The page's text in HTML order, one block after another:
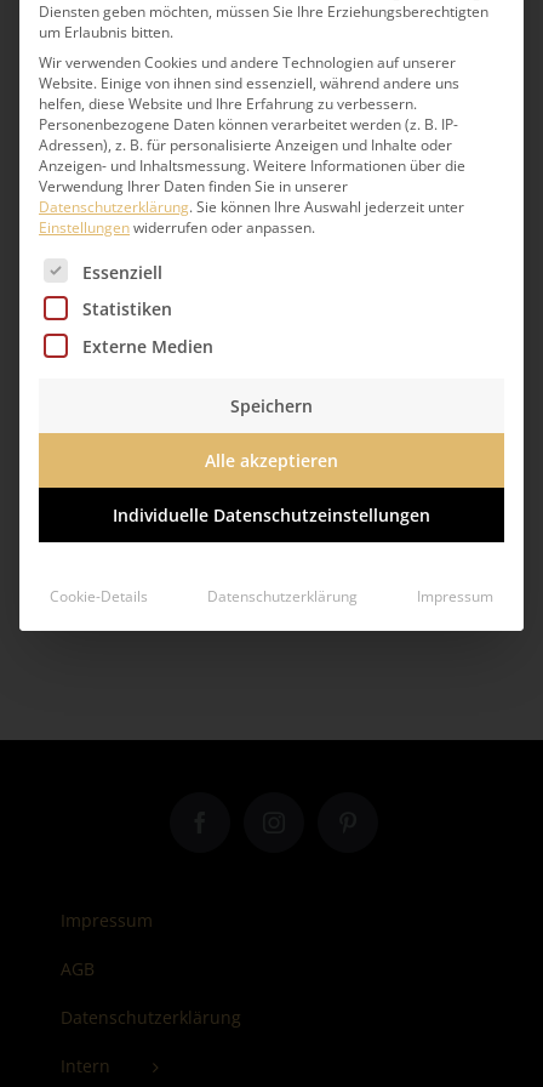
Wir beraten Sie gern.
Berlin:030 71091-11
catering-berlin@lindner-esskultur.de
Hamburg:040 7344 95-222
catering-hamburg@lindner-esskultur.de
Impressum
AGB
Datenschutzerklärung
Intern
Diensten geben möchten, müssen Sie Ihre Erziehungsberechtigten
um Erlaubnis bitten.
Wir verwenden Cookies und andere Technologien auf unserer
Website. Einige von ihnen sind essenziell, während andere uns
helfen, diese Website und Ihre Erfahrung zu verbessern.
Personenbezogene Daten können verarbeitet werden (z. B. IP-
Adressen), z. B. für personalisierte Anzeigen und Inhalte oder
Anzeigen- und Inhaltsmessung.Weitere Informationen über die
Verwendung Ihrer Daten finden Sie in unserer
Datenschutzerklärung.Sie können Ihre Auswahl jederzeit unter
Einstellungenwiderrufen oder anpassen.
Es folgt eine Liste der Service-Gruppen, für die eine
Essenziell
Statistiken
Externe Medien
Speichern
Alle akzeptieren
Individuelle Datenschutzeinstellungen
Cookie-Details Datenschutzerklärung Impressum